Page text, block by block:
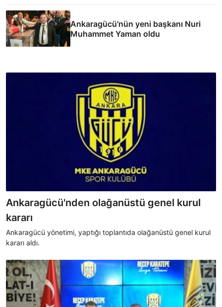
Ankaragücü'nün yeni başkanı Nuri
Muhammet Yaman oldu
Ankaragücü'nden olağanüstü genel kurul
kararı
Ankaragücü yönetimi, yaptığı toplantıda olağanüstü genel kurul
kararı aldı.